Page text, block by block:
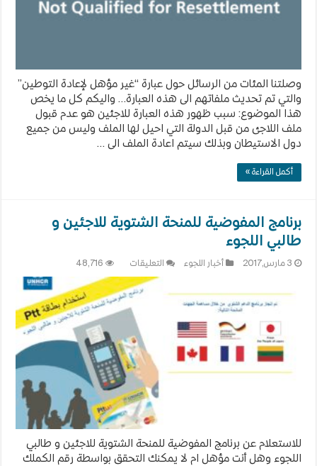
وصلتنا المئات من الرسائل حول عبارة “غير مؤهل لإعادة التوطين”
والتي تم تحديث ملفاتهم الى هذه العبارة… واليكم كل ما يخص
هذا الموضوع: سبب ظهور هذه العبارة للاجئين هو عدم قبول
ملف اللاجئ من قبل الدولة التي احيل لها الملف وليس من جميع
دول الاستيطان وبذلك سيتم اعادة الملف الى …
أكمل القراءة »
برنامج المفوضية للمنحة الشتوية للاجئين و
طالبي اللجوء
3 مارس,2017 أخبار اللجوء التعليقات
المفوضية
للمنحة
الشتوية
للاجئين
طالبي
اللجوء
مغلقة
48,716
للاستعلام عن برنامج المفوضية للمنحة الشتوية للاجئين و طالبي
اللجوء وهل أنت مؤهل ام لا يمكنك التحقق بواسطة رقم الكملك